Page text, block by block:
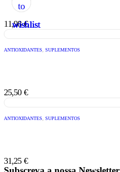
to
wishlist
to
wishlist
to
wishlist
11,98€
to
wishlist
ANTIOXIDANTES SUPLEMENTOS
25,50 €
to
wishlist
ANTIOXIDANTES SUPLEMENTOS
31,25 €